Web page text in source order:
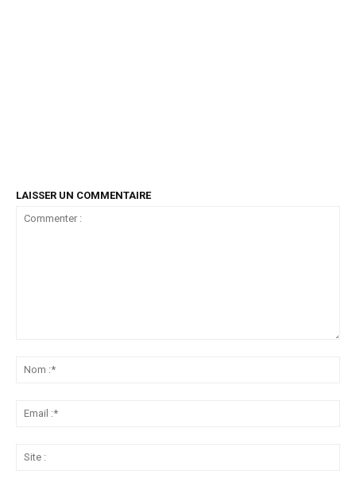
LAISSER UN COMMENTAIRE